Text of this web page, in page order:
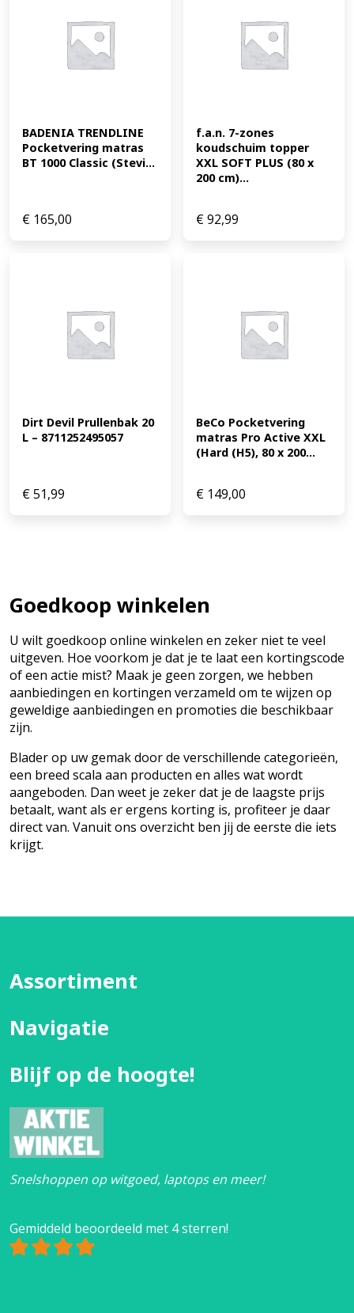
BADENIA TRENDLINE
Pocketvering matras
BT 1000 Classic (Stevi...
€ 165,00
f.a.n. 7-zones
koudschuim topper
XXL SOFT PLUS (80 x
200 cm)...
€92,99
Dirt Devil Prullenbak 20
L – 8711252495057
€51,99
BeCo Pocketvering
matras Pro Active XXL
(Hard (H5), 80 x 200...
€ 149,00
Goedkoop winkelen
U wilt goedkoop online winkelen en zeker niet te veel
uitgeven. Hoe voorkom je dat je te laat een kortingscode
of een actie mist? Maak je geen zorgen, we hebben
aanbiedingen en kortingen verzameld om te wijzen op
geweldige aanbiedingen en promoties die beschikbaar
zijn.
Blader op uw gemak door de verschillende categorieën,
een breed scala aan producten en alles wat wordt
aangeboden. Dan weet je zeker dat je de laagste prijs
betaalt, want als er ergens korting is, profiteer je daar
direct van. Vanuit ons overzicht ben jij de eerste die iets
krijgt.
Assortiment
Navigatie
Blijf op de hoogte!
Snelshoppen op witgoed, laptops en meer!
Gemiddeld beoordeeld met 4 sterren!